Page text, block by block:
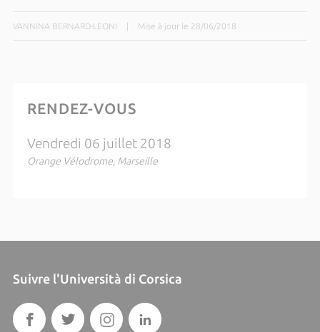
VANNINA BERNARD-LEONI Mise à jour le 28/06/2018
RENDEZ-VOUS
Vendredi 06 juillet 2018
Orange Vélodrome, Marseille
Suivre l'Università di Corsica